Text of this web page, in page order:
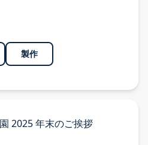
製作